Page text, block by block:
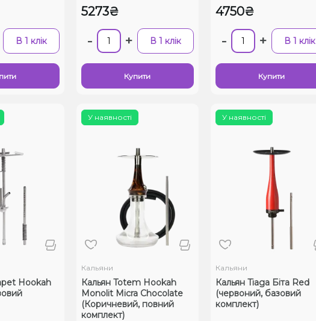
В 1 клік
5273₴
- + В 1 клік
Купити
4750₴
- + В 1 клік
Купити
Hookah
У наявності
Кальяни
Кальян Totem Hookah
Monolit Micra Chocolate
(Коричневий, повний
комплект)
У наявності
Кальяни
Кальян Tiaga Біта Red
(червоний, базовий
комплект)